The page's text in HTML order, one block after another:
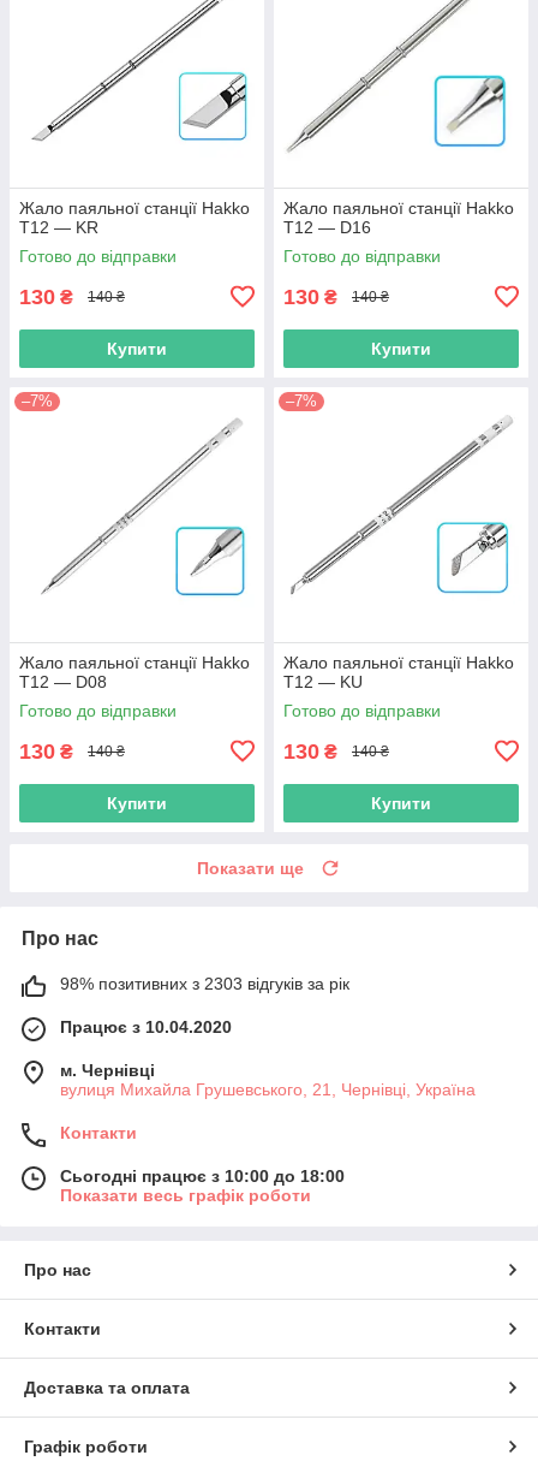
Жало паяльної станції Hakko
T12 — KR
Готово до відправки
130 ₴ 140 ₴
Купити
Жало паяльної станції Hakko
T12 — D16
Готово до відправки
130 ₴ 140 ₴
Купити
–7%
Жало паяльної станції Hakko
T12 — D08
Готово до відправки
130 ₴ 140 ₴
Купити
–7%
Жало паяльної станції Hakko
T12 — KU
Готово до відправки
130 ₴ 140 ₴
Купити
Показати ще
Про нас
98% позитивних з 2303 відгуків за рік
Працює з 10.04.2020
м. Чернівці
вулиця Михайла Грушевського, 21, Чернівці, Україна
Контакти
Сьогодні працює з 10:00 до 18:00
Показати весь графік роботи
Про нас
Контакти
Доставка та оплата
Графік роботи